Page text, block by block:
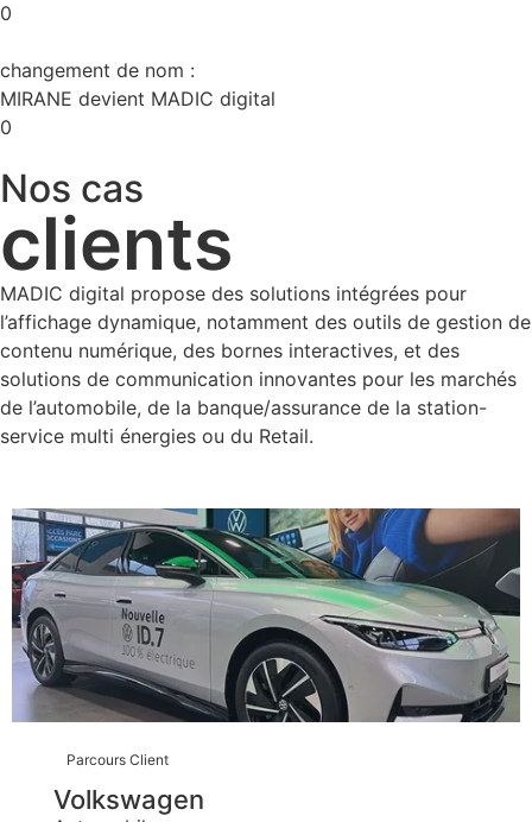
0
changement de nom :
MIRANE devient MADIC digital
0
Nos cas
clients
MADIC digital propose des solutions intégrées pour
l’affichage dynamique, notamment des outils de gestion de
contenu numérique, des bornes interactives, et des
solutions de communication innovantes pour les marchés
de l’automobile, de la banque/assurance de la station-
service multi énergies ou du Retail.
Parcours Client
Volkswagen